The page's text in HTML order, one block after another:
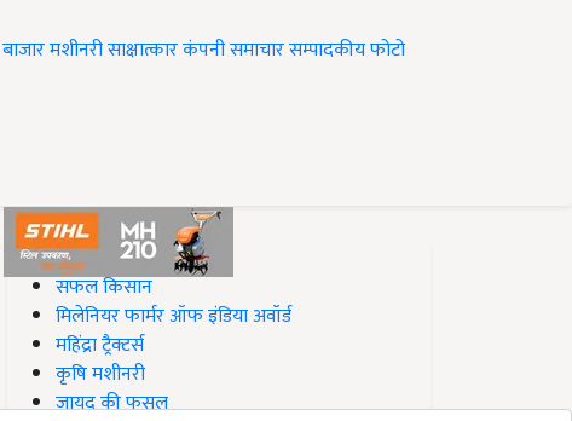
बाजारमशीनरीसाक्षात्कारकंपनी समाचारसम्पादकीयफोटो
#Top on Krishi Jagran
सफल किसान
मिलेनियर फार्मर ऑफ इंडिया अवॉर्ड
महिंद्रा ट्रैक्टर्स
कृषि मशीनरी
जायद की फसल